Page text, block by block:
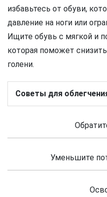
избавьтесь от обуви,
давление на ноги или
Ищите обувь с мягкой и
которая поможет
голени.
Советы для
Уменьшите